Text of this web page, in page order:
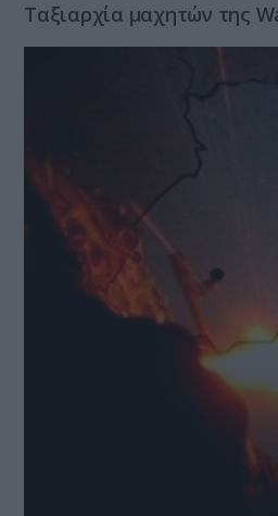
Ταξιαρχία μαχητών της